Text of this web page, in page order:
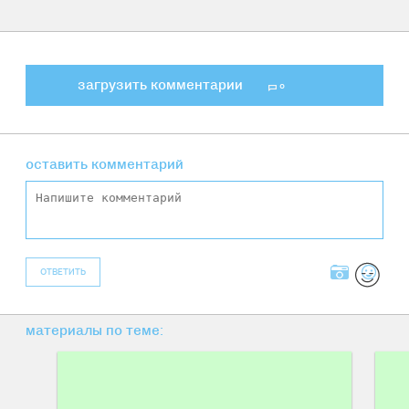
загрузить комментарии 0
оставить комментарий
ОТВЕТИТЬ
материалы по теме: